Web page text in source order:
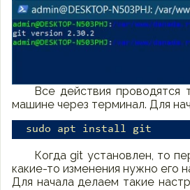
Все действия проводятся
машине через терминал. Для
sudo apt install git
Когда git установлен, то
какие-то изменения нужно его
Для начала делаем такие